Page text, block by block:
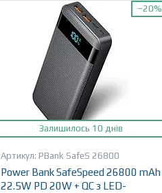
–20%
Залишилось 10 днів
PBank SafeS 26800
Power Bank SafeSpeed 26800 mAh
22.5W PD 20W + QC з LED-